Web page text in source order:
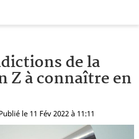
de la
Z à connaître en
le 11 Fév 2022 à 11:11